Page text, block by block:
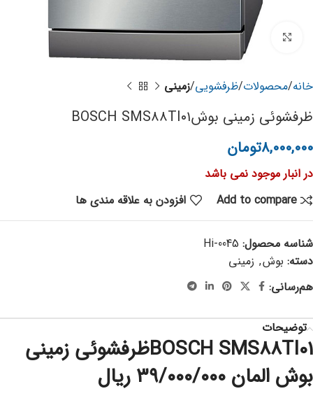
برای بزرگنمایی کلیک کنید
خانه محصولات ظرفشویی زمینی
ظرفشوئی زمینی بوشBOSCH SMS۸۸TI۰۱
۸,۰۰۰,۰۰۰تومان
در انبار موجود نمی باشد
Add to compare
افزودن به علاقه مندی ها
شناسه محصول: Hi-0045
دسته: بوش, زمینی
هم‌رسانی:
توضیحات
BOSCH SMS88TI01ظرفشوئی زمینی
بوش المان ۳۹/۰۰۰/۰۰۰ ریال